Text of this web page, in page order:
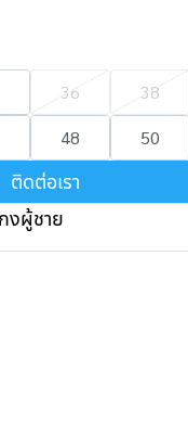
36 38
48
50
ติดต่อเรา
งผู้ชาย